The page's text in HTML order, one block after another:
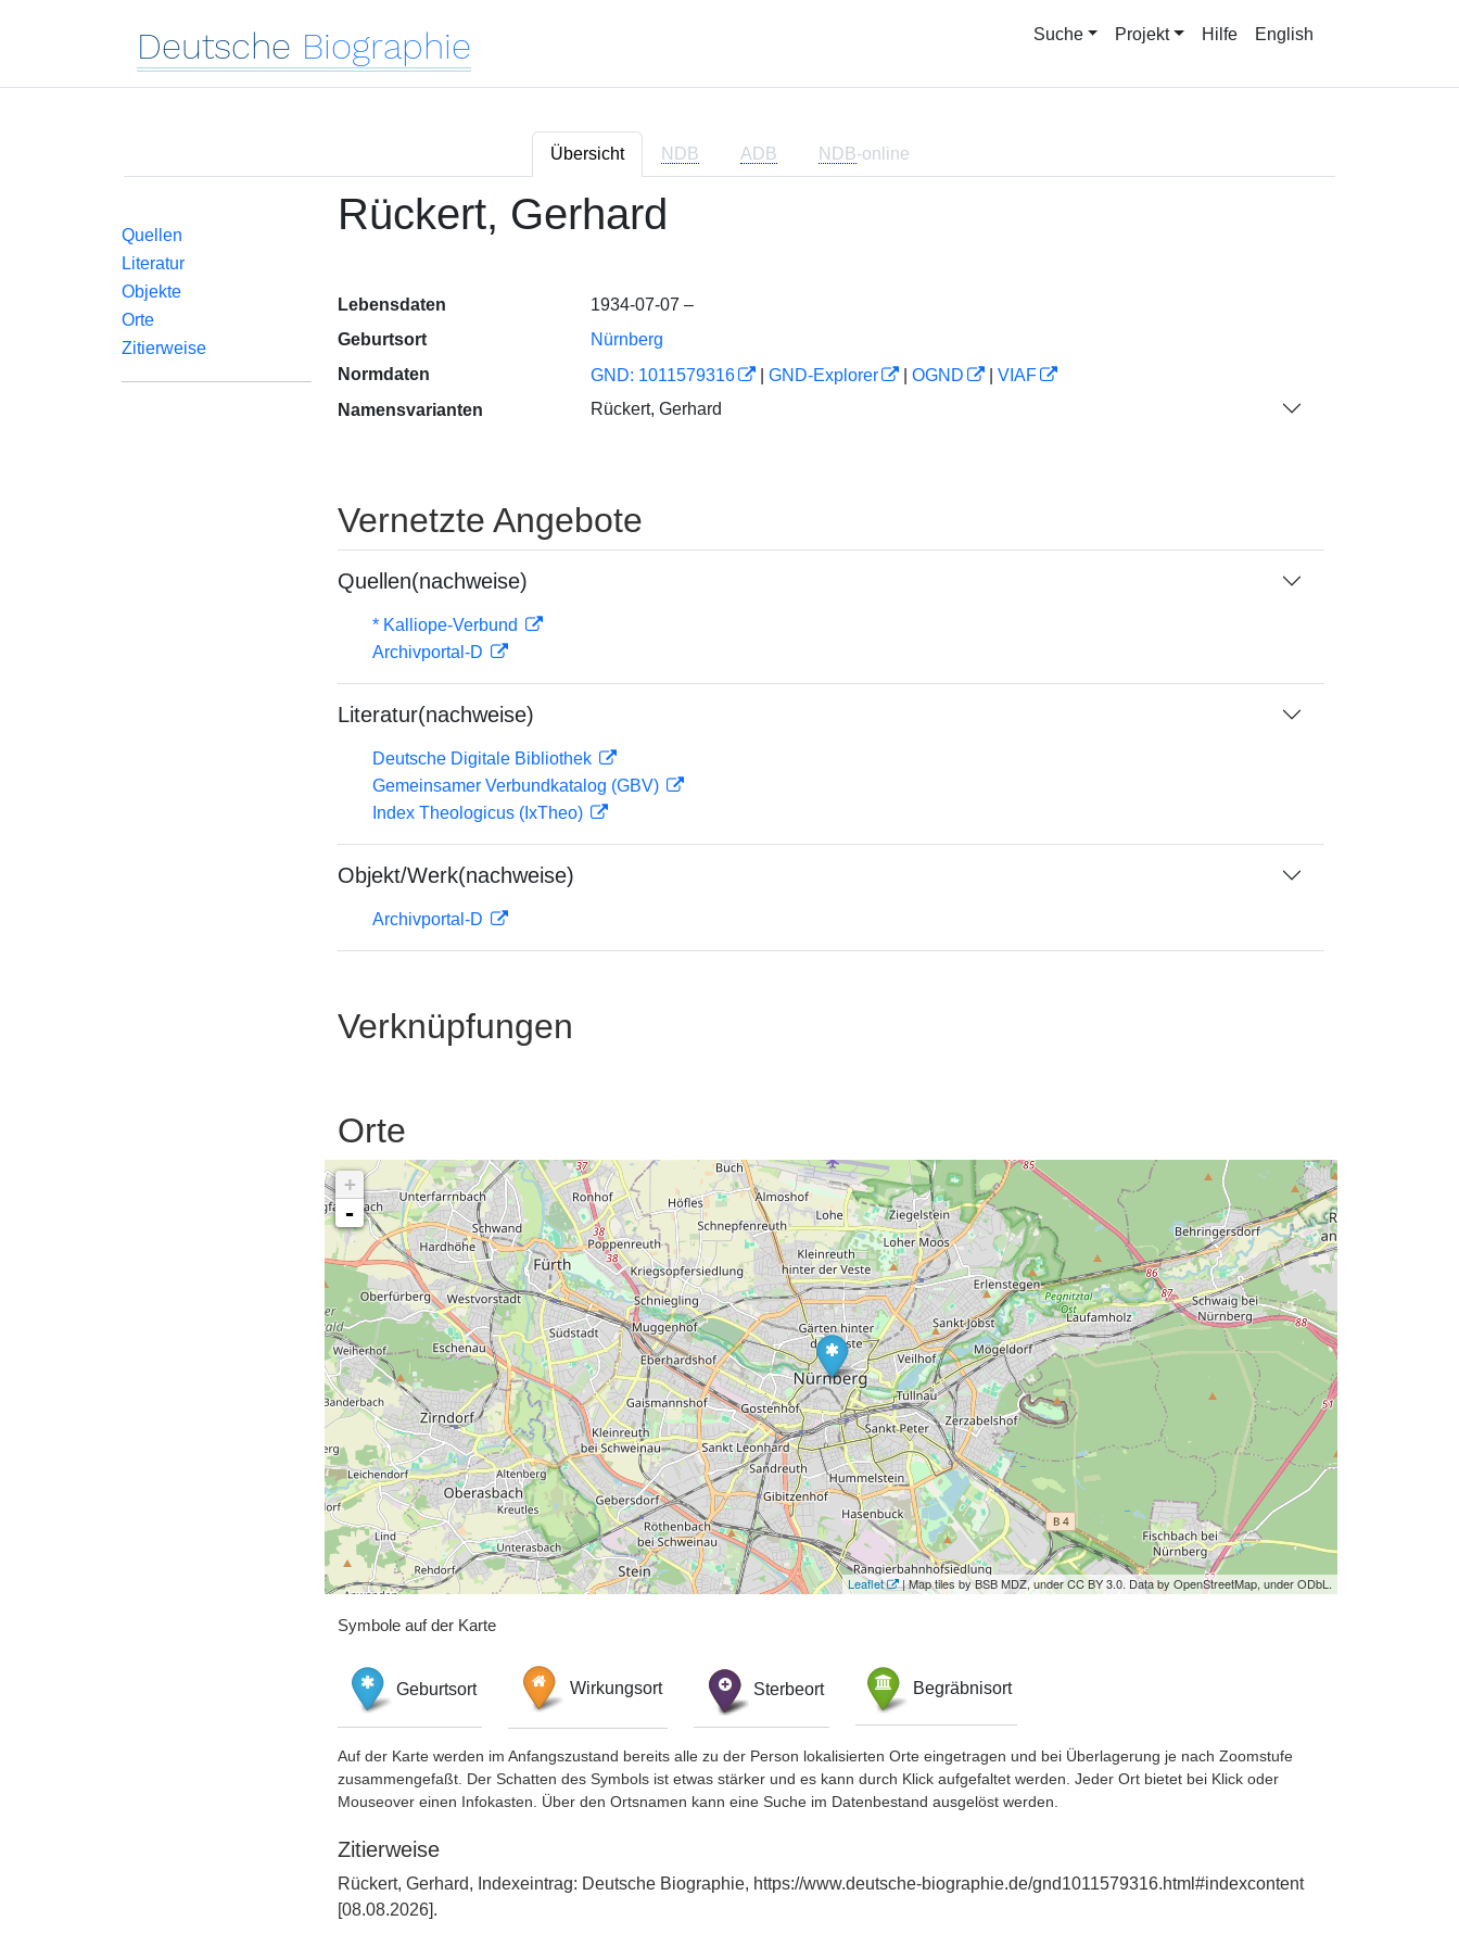
Deutsche Biographie Suche Projekt Hilfe English
Übersicht NDB ADB NDB-online
Quellen
Literatur
Objekte
Orte
Zitierweise
Rückert, Gerhard
Lebensdaten
1934-07-07 –
Geburtsort
Nürnberg
Normdaten
GND: 1011579316 GND-Explorer OGND
VIAF
Namensvarianten
Rückert, Gerhard
Vernetzte Angebote
Quellen(nachweise)
* Kalliope-Verbund
Archivportal-D
Literatur(nachweise)
Deutsche Digitale Bibliothek
Gemeinsamer Verbundkatalog (GBV)
Index Theologicus (IxTheo)
Objekt/Werk(nachweise)
Archivportal-D
Verknüpfungen
Orte
+
-
Leaflet | Map tiles by BSB MDZ, under CC BY 3.0. Data by OpenStreetMap, under ODbL.
Symbole auf der Karte
Geburtsort Wirkungsort Sterbeort Begräbnisort
Auf der Karte werden im Anfangszustand bereits alle zu der Person lokalisierten Orte eingetragen und bei Überlagerung je nach Zoomstufe
zusammengefaßt. Der Schatten des Symbols ist etwas stärker und es kann durch Klick aufgefaltet werden. Jeder Ort bietet bei Klick oder
Mouseover einen Infokasten. Über den Ortsnamen kann eine Suche im Datenbestand ausgelöst werden.
Zitierweise
Rückert, Gerhard, Indexeintrag: Deutsche Biographie, https://www.deutsche-biographie.de/gnd1011579316.html#indexcontent
[08.08.2026].